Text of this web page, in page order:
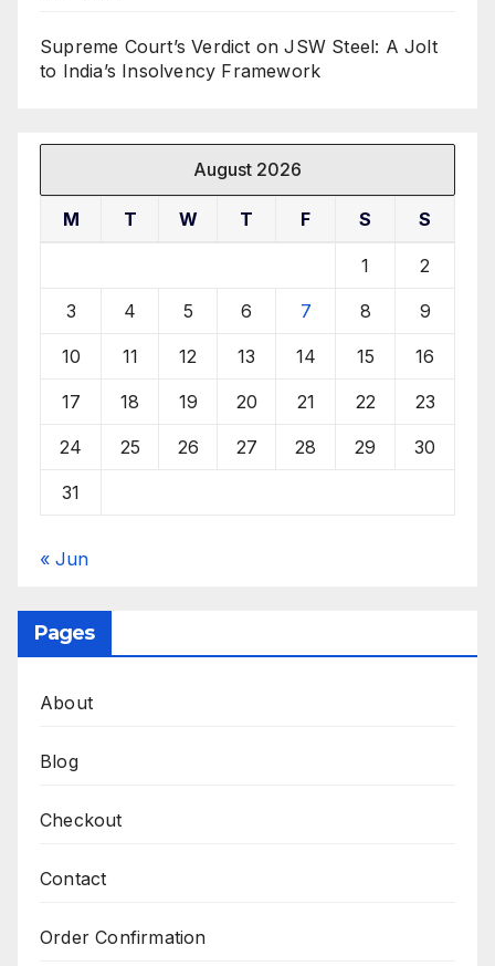
Supreme Court’s Verdict on JSW Steel: A Jolt
to India’s Insolvency Framework
August 2026
M T W T F S S
1 2
3 4 5 6 7 8 9
10 11 12 13 14 15 16
17 18 19 20 21 22 23
24 25 26 27 28 29 30
31
« Jun
Pages
About
Blog
Checkout
Contact
Order Confirmation